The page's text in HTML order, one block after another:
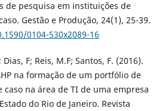
de pesquisa em instituições de
Gestão e Produção, 24(1), 25-39.
0104-530x2089-16
F; Reis, M.F; Santos, F. (2016).
na formação de um portfólio de
na área de TI de uma empresa
do Rio de Janeiro. Revista